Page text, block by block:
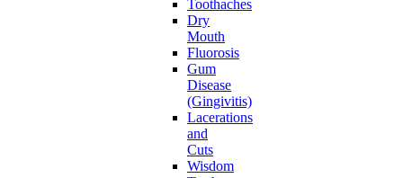
Toothaches
Dry
Mouth
Fluorosis
Gum
Disease
(Gingivitis)
Lacerations
and
Cuts
Wisdom